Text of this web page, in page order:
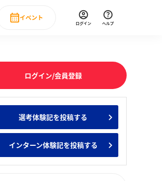
ンキング みんなのインターン人気企業ランキ
タビュー
イベント
直近のイベント一覧
ログイン ヘルプ
ログイン/会員登録
選考体験記を投稿する
インターン体験記を投稿する